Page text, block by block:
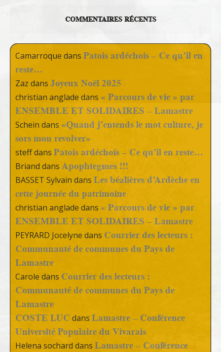
COMMENTAIRES RÉCENTS
Camarroque dans Patois ardéchois – Ce qu’il en
reste…
Zaz dans Joyeux Noël 2025
christian anglade dans « Parcours de vie » par
ENSEMBLE ET SOLIDAIRES – Lamastre
Schein dans «Quand j’entends le mot culture, je
sors mon revolver»
steffdans Patois ardéchois – Ce qu’il en reste…
Briand dans Apophtegmes !!!
BASSET Sylvain dans Les béalières d’Ardèche en
cette journée du patrimoine
christian anglade dans « Parcours de vie » par
ENSEMBLE ET SOLIDAIRES – Lamastre
PEYRARD Jocelyne dans Courrier des lecteurs :
Communauté de communes du Pays de
Lamastre
Carole dans Courrier des lecteurs :
Communauté de communes du Pays de
Lamastre
COSTE LUC dans Lamastre – Conférence
Université Populaire du Vivarais
Helena sochard dans Lamastre – Conférence